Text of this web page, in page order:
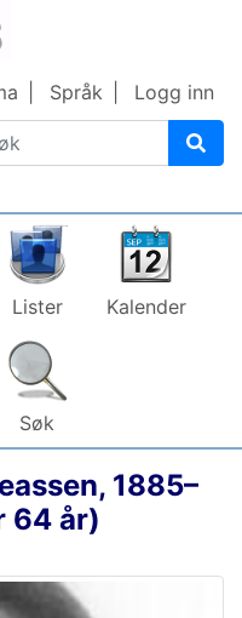
Språk Logg inn
Lister Kalender
Søk
, 1885–
64 år)